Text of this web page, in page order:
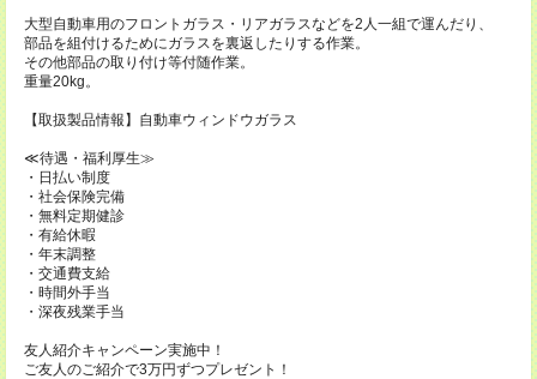
大型自動車用のフロントガラス・リアガラスなどを2人一組で運んだり、
部品を組付けるためにガラスを裏返したりする作業。
その他部品の取り付け等付随作業。
重量20kg。
【取扱製品情報】自動車ウィンドウガラス
≪待遇・福利厚生≫
・日払い制度
・社会保険完備
・無料定期健診
・有給休暇
・年末調整
・交通費支給
・時間外手当
・深夜残業手当
友人紹介キャンペーン実施中！
ご友人のご紹介で3万円ずつプレゼント！